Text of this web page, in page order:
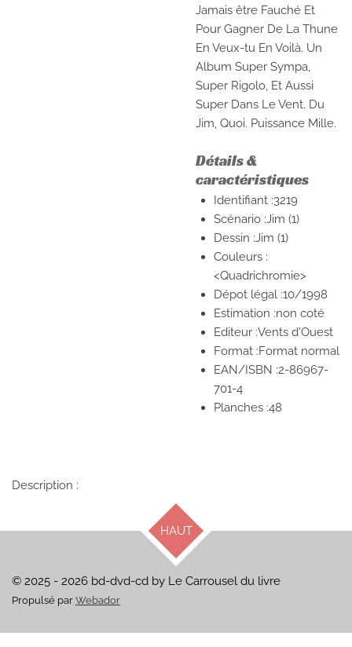
Jamais être Fauché Et
Pour Gagner De La Thune
En Veux-tu En Voilà. Un
Album Super Sympa,
Super Rigolo, Et Aussi
Super Dans Le Vent. Du
Jim, Quoi. Puissance Mille.
Détails &
caractéristiques
Identifiant :3219
Scénario :Jim (1)
Dessin :Jim (1)
Couleurs :
<Quadrichromie>
Dépot légal :10/1998
Estimation :non coté
Editeur :Vents d'Ouest
Format :Format normal
EAN/ISBN :2-86967-
701-4
Planches :48
Description :
HAUT
© 2025 - 2026 bd-dvd-cd by Le Carrousel du livre
Propulsé par Webador